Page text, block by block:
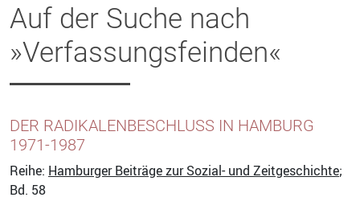
Auf der Suche nach
»Verfassungsfeinden«
DER RADIKALENBESCHLUSS IN HAMBURG
1971-1987
Reihe: Hamburger Beiträge zur Sozial- und Zeitgeschichte;
Bd. 58